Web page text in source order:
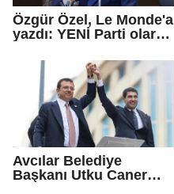
Özgür Özel, Le Monde'a
yazdı: YENİ Parti olarak
öneriyoruz
Avcılar Belediye
Başkanı Utku Caner